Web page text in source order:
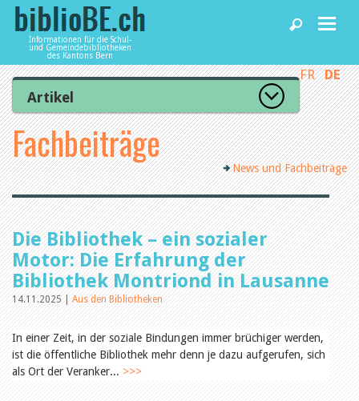
Informationen für die Schul-
und Gemeindebibliotheken
des Kantons Bern
Home
News und Fachbeiträge
Bibliotheken
Agenda
Dienstleistungen
biblioBE nutzen
FR DE
Artikel
Zur Artikelübersicht
Lesenswert
Gut bewertet
Kategorien
Aus dem Amt für Kultur
Aus der Kommission
Aus den Bibliotheken
Organisation
Raum und Infrastruktur
Bestand
Benutzung
Finanzen
Personal
Qualitätsmanagement
Recht und Politik
Öffentlichkeitsarbeit
Leseförderung
Fachbeiträge
News und Fachbeiträge
Die Bibliothek – ein sozialer
Motor: Die Erfahrung der
Bibliothek Montriond in Lausanne
14.11.2025 |Aus den Bibliotheken
In einer Zeit, in der soziale Bindungen immer brüchiger werden,
ist die öffentliche Bibliothek mehr denn je dazu aufgerufen, sich
als Ort der Veranker... >>>